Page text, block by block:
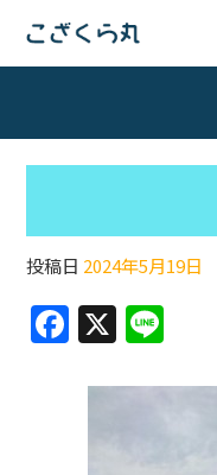
投稿日 2024年5月19日
F
c
e
X
e